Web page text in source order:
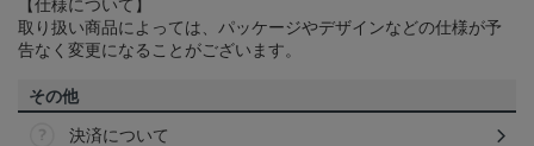
【仕様について】
取り扱い商品によっては、パッケージやデザインなどの仕様が予
告なく変更になることがございます。
その他
決済について